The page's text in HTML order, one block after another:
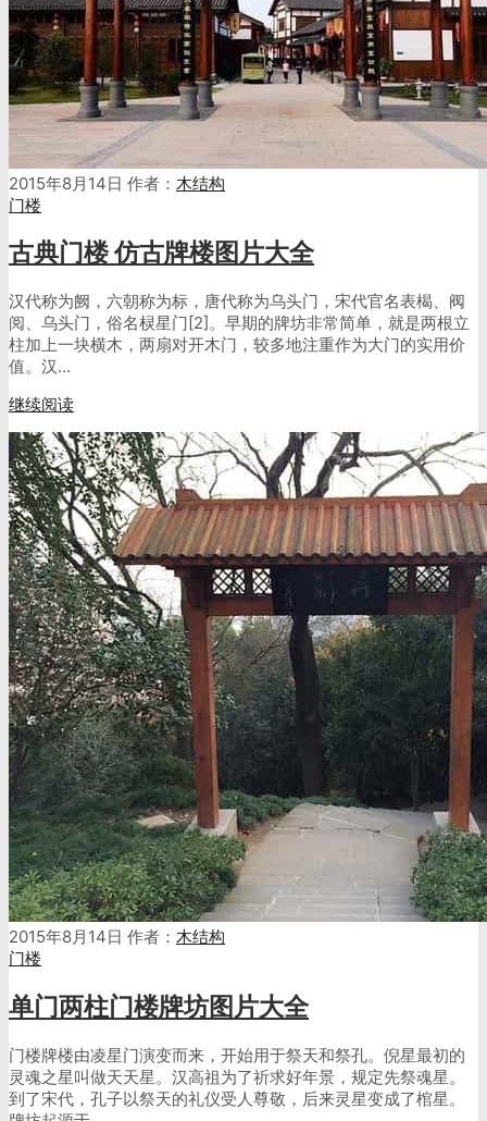
2015年8月14日 作者： 木结构
门楼
古典门楼 仿古牌楼图片大全
汉代称为阙，六朝称为标，唐代称为乌头门，宋代官名表楬、阀
阅、乌头门，俗名棂星门[2]。早期的牌坊非常简单，就是两根立
柱加上一块横木，两扇对开木门，较多地注重作为大门的实用价
值。汉…
继续阅读
2015年8月14日 作者： 木结构
门楼
单门两柱门楼牌坊图片大全
门楼牌楼由凌星门演变而来，开始用于祭天和祭孔。倪星最初的
灵魂之星叫做天天星。汉高祖为了祈求好年景，规定先祭魂星。
到了宋代，孔子以祭天的礼仪受人尊敬，后来灵星变成了棺星。